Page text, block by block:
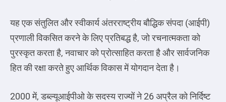
यह एक संतुलित और स्वीकार्य अंतरराष्ट्रीय बौद्धिक संपदा (आईपी)
प्रणाली विकसित करने के लिए प्रतिबद्ध है, जो रचनात्मकता को
पुरस्कृत करता है, नवाचार को प्रोत्साहित करता है और सार्वजनिक
हित की रक्षा करते हुए आर्थिक विकास में योगदान देता है।
2000 में, डब्ल्यूआईपीओ के सदस्य राज्यों ने 26 अप्रैल को निर्दिष्ट